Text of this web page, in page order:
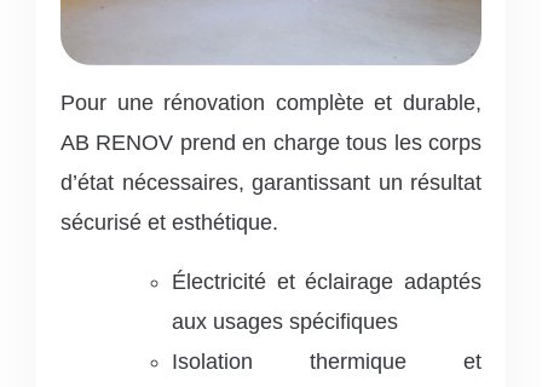
Pour une rénovation complète et durable,
AB RENOV prend en charge tous les corps
d’état nécessaires, garantissant un résultat
sécurisé et esthétique.
Électricité et éclairage adaptés
aux usages spécifiques
Isolation thermique et